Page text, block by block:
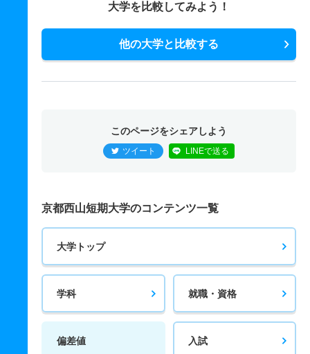
大学を比較してみよう！
他の大学と比較する
このページをシェアしよう
ツイート LINEで送る
京都西山短期大学のコンテンツ一覧
大学トップ
学科 就職・資格
偏差値 入試